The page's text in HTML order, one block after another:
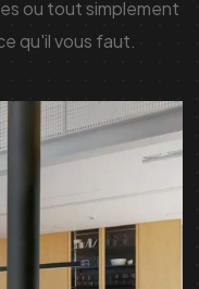
ou tout simplement
qu'il vous faut.